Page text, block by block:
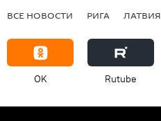
ВСЕ НОВОСТИ РИГА ЛАТВИЯ
OK Rutube